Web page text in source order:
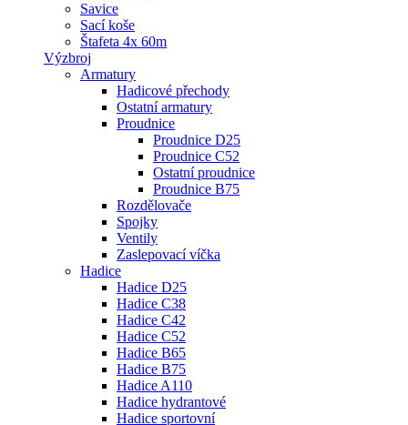
Savice
Sací koše
Štafeta 4x 60m
Výzbroj
Armatury
Hadicové přechody
Ostatní armatury
Proudnice
Proudnice D25
Proudnice C52
Ostatní proudnice
Proudnice B75
Rozdělovače
Spojky
Ventily
Zaslepovací víčka
Hadice
Hadice D25
Hadice C38
Hadice C42
Hadice C52
Hadice B65
Hadice B75
Hadice A110
Hadice hydrantové
Hadice sportovní